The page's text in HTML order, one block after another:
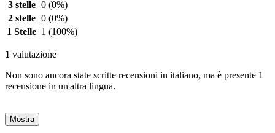
3 stelle 0 (0%)
2 stelle 0 (0%)
1 Stelle 1 (100%)
1 valutazione
Non sono ancora state scritte recensioni in italiano, ma è presente 1
recensione in un'altra lingua.
Mostra